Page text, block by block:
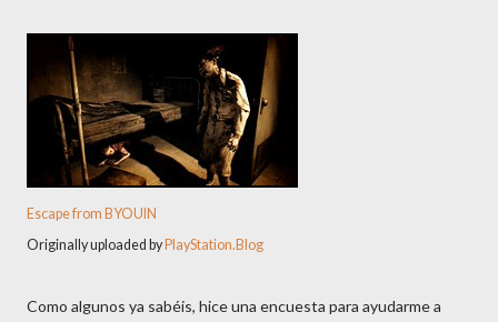
Escape from BYOUIN
Originally uploaded by PlayStation.Blog
Como algunos ya sabéis, hice una encuesta para ayudarme a